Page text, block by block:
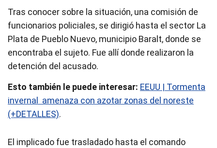
Tras conocer sobre la situación, una comisión de
funcionarios policiales, se dirigió hasta el sector La
Plata de Pueblo Nuevo, municipio Baralt, donde se
encontraba el sujeto. Fue allí donde realizaron la
detención del acusado.
Esto también le puede interesar: EEUU | Tormenta
invernal amenaza con azotar zonas del noreste
(+DETALLES).
El implicado fue trasladado hasta el comando